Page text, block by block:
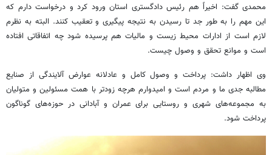
محمدی گفت: اخیراً هم رئیس دادگستری استان ورود کرد و درخواست دارم که
این مهم را به طور جد تا رسیدن به نتیجه پیگیری و تعقیب کنند. البته به نظرم
لازم است از ادارات محیط زیست و مالیات هم پرسیده شود چه اتفاقاتی افتاده
است و موانع تحقق و وصول چیست.
وی اظهار داشت: پرداخت و وصول کامل و عادلانه عوارض آلایندگی از صنایع
مطالبه جدی ما و مردم است و امیدوارم هرچه زودتر با همت مسئولین و متولیان
به مجموعه‌های شهری و روستایی برای عمران و آبادانی در حوزه‌های گوناگون
پرداخت شود.